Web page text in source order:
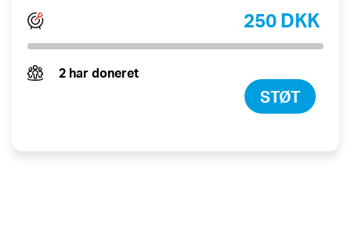
250 DKK
2 har doneret
STØT